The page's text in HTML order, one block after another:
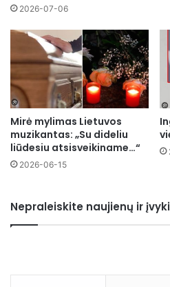
2026-07-06
Mirė mylimas Lietuvos
muzikantas: „Su dideliu
liūdesiu atsisveikiname…“
2026-06-15
Nepraleiskite naujienų ir